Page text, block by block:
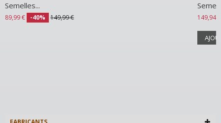
Semelles...
89,99 € -40% 149,99 € 149,94 €